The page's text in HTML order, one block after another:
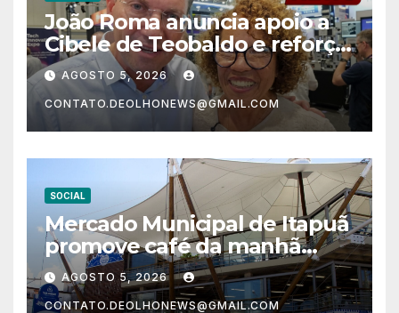
João Roma anuncia apoio a
Cibele de Teobaldo e reforça
projeto político para as
eleições de 2026
AGOSTO 5, 2026
CONTATO.DEOLHONEWS@GMAIL.COM
SOCIAL
Mercado Municipal de Itapuã
promove café da manhã
especial em homenagem ao
Dia dos Pais
AGOSTO 5, 2026
CONTATO.DEOLHONEWS@GMAIL.COM